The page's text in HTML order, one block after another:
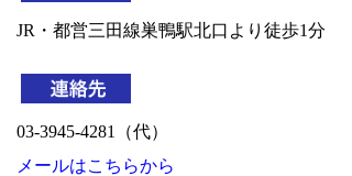
JR・都営三田線巣鴨駅北口より徒歩1分
03-3945-4281（代）
メールはこちらから